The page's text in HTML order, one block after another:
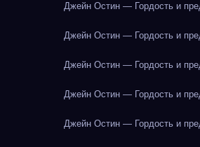
Джейн Остин — Гордость и
Джейн Остин — Гордость и
Джейн Остин — Гордость и
Джейн Остин — Гордость и
Джейн Остин — Гордость и